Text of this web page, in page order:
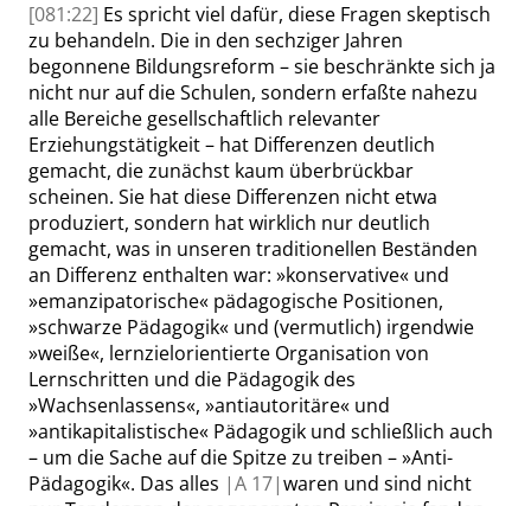
[081:22] Es spricht viel dafür, diese Fragen skeptisch
zu behandeln. Die in den sechziger Jahren
begonnene Bildungsreform – sie beschränkte sich ja
nicht nur auf die Schulen, sondern erfaßte nahezu
alle Bereiche gesellschaftlich relevanter
Erziehungstätigkeit – hat Differenzen deutlich
gemacht, die zunächst kaum überbrückbar
scheinen. Sie hat diese Differenzen nicht etwa
produziert, sondern hat wirklich nur deutlich
gemacht, was in unseren traditionellen Beständen
an Differenz enthalten war: »konservative« und
»emanzipatorische« pädagogische Positionen,
»schwarze Pädagogik« und (vermutlich) irgendwie
»weiße«, lernzielorientierte Organisation von
Lernschritten und die Pädagogik des
»Wachsenlassens«, »antiautoritäre« und
»antikapitalistische« Pädagogik und schließlich auch
– um die Sache auf die Spitze zu treiben –»Anti-
Pädagogik«. Das alles |A 17|waren und sind nicht